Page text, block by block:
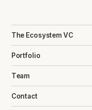
The Ecosystem VC
Portfolio
Team
Contact